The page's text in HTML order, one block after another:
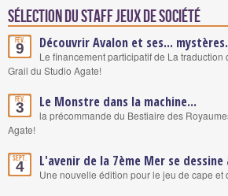
Sélection du staff Jeux de société
Fév.
9 Découvrir Avalon et ses...
Le financement participatif de La traduction
Grail du Studio Agate!
Fév.
3 Le Monstre dans la machine...
la précommande du Bestiaire des
Agate!
Sept.
4 L'avenir de la 7ème Mer se dessine
Une nouvelle édition pour le jeu de cape et